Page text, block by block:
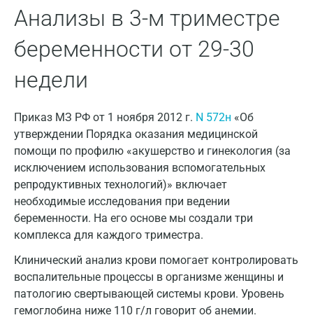
Анализы в 3-м триместре
беременности от 29-30
недели
Приказ МЗ РФ от 1 ноября 2012 г. N 572н «Об
утверждении Порядка оказания медицинской
помощи по профилю «акушерство и гинекология (за
исключением использования вспомогательных
репродуктивных технологий)» включает
необходимые исследования при ведении
беременности. На его основе мы создали три
комплекса для каждого триместра.
Клинический анализ крови помогает контролировать
воспалительные процессы в организме женщины и
патологию свертывающей системы крови. Уровень
гемоглобина ниже 110 г/л говорит об анемии.
Долгопрудный
Домодедово
Екатеринбург
Жуковский
Звенигород
Зеленоград
Иваново
Ижевск
Истра